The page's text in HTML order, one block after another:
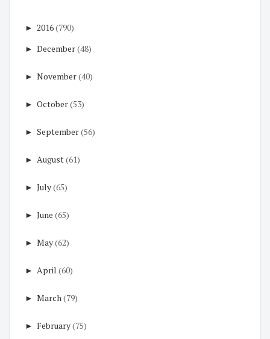
► 2016(790)
► December(48)
► November(40)
► October(53)
► September(56)
► August(61)
► July(65)
► June (65)
► May(62)
► April (60)
► March(79)
► February(75)